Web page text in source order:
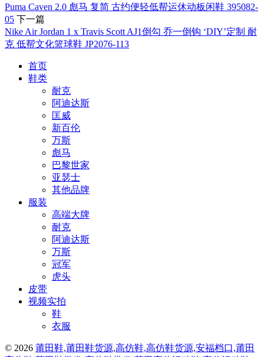
Puma Caven 2.0 彪马 复简 古约便轻低帮运休动板闲鞋 395082-
05 下一篇
Nike Air Jordan 1 x Travis Scott AJ1倒勾 乔一倒钩 ‘DIY’定制 耐
克 低帮文化篮球鞋 JP2076-113
首页
鞋类
耐克
阿迪达斯
匡威
新百伦
万斯
彪马
巴黎世家
亚瑟士
其他品牌
服装
高端大牌
耐克
阿迪达斯
万斯
冠军
虎头
皮带
视频实拍
鞋
衣服
© 2026 莆田鞋,莆田鞋货源,高仿鞋,高仿鞋货源,安福档口,莆田